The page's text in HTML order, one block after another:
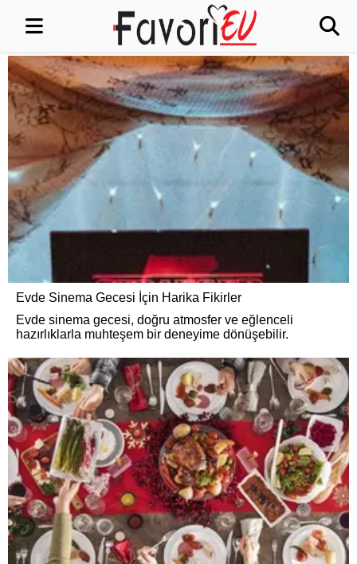
Evde Sinema Gecesi İçin Harika Fikirler
Evde sinema gecesi, doğru atmosfer ve eğlenceli
hazırlıklarla muhteşem bir deneyime dönüşebilir.